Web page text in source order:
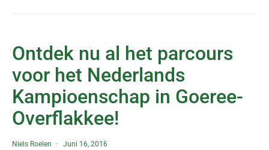
Ontdek nu al het parcours
voor het Nederlands
Kampioenschap in Goeree-
Overflakkee!
Niels Roelen Juni 16, 2016